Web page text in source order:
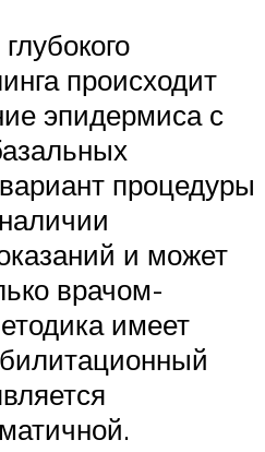
происходит
эпидермиса с
процедуры
и может
врачом-
имеет